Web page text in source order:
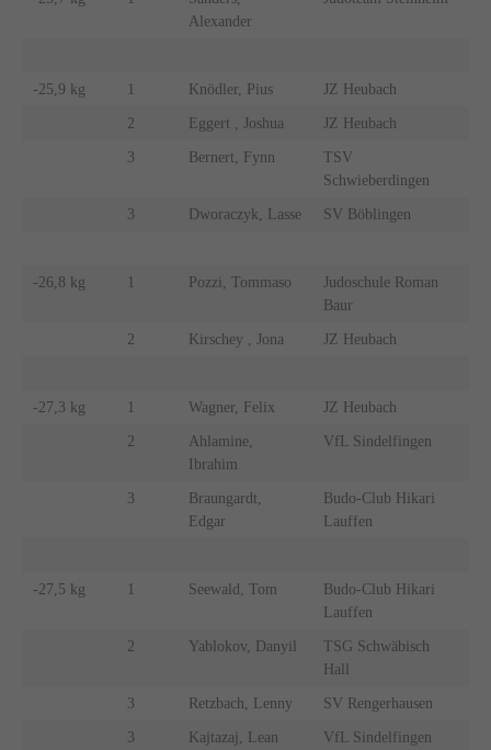
Alexander
-25,9 kg 1 Knödler, Pius JZ Heubach
2 Eggert , Joshua JZ Heubach
3 Bernert, Fynn
TSV
Schwieberdingen
3 Dworaczyk, Lasse SV Böblingen
-26,8 kg 1 Pozzi, Tommaso
Judoschule Roman
Baur
2 Kirschey , Jona JZ Heubach
-27,3 kg 1 Wagner, Felix JZ Heubach
2
Ahlamine,
Ibrahim
VfL Sindelfingen
3
Braungardt,
Edgar
Budo-Club Hikari
Lauffen
-27,5 kg 1 Seewald, Tom
Budo-Club Hikari
Lauffen
2 Yablokov, Danyil
TSG Schwäbisch
Hall
3 Retzbach, Lenny SV Rengerhausen
3 Kajtazaj, Lean VfL Sindelfingen